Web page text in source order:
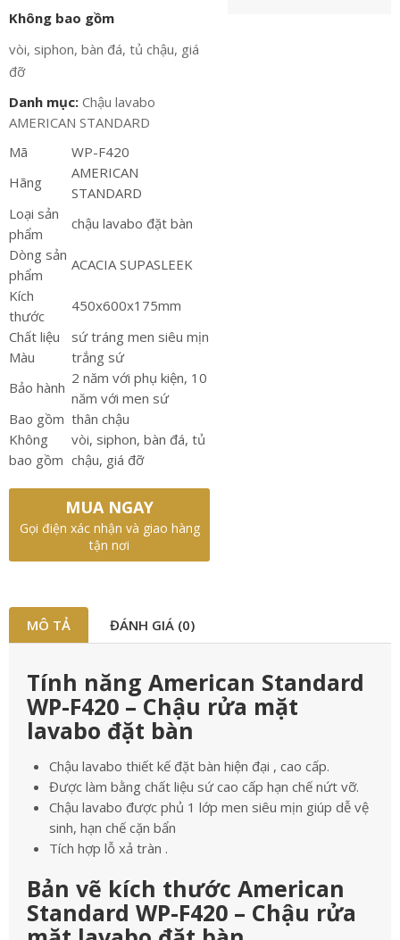
Không bao gồm
vòi, siphon, bàn đá, tủ chậu, giá
đỡ
Danh mục: Chậu lavabo
AMERICAN STANDARD
Mã
WP-F420
Hãng
AMERICAN
STANDARD
Loại sản
phẩm
chậu lavabo đặt bàn
Dòng sản
phẩm
ACACIA SUPASLEEK
Kích
thước
450x600x175mm
Chất liệu
sứ tráng men siêu mịn
Màu
trắng sứ
Bảo hành
2 năm với phụ kiện, 10
năm với men sứ
Bao gồm thân chậu
Không
bao gồm
vòi, siphon, bàn đá, tủ
chậu, giá đỡ
MUA NGAY
Gọi điện xác nhận và giao hàng
tận nơi
MÔ TẢ ĐÁNH GIÁ (0)
Tính năng American Standard
WP-F420 – Chậu rửa mặt
lavabo đặt bàn
Chậu lavabo thiết kế đặt bàn hiện đại , cao cấp.
Được làm bằng chất liệu sứ cao cấp hạn chế nứt vỡ.
Chậu lavabo được phủ 1 lớp men siêu mịn giúp dễ vệ
sinh, hạn chế cặn bẩn
Tích hợp lỗ xả tràn .
Bản vẽ kích thước American
Standard WP-F420 – Chậu rửa